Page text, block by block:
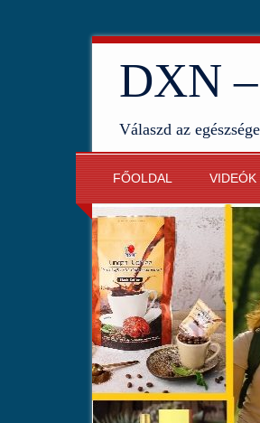
DXN –
Válaszd az
FŐOLDAL VIDEÓK